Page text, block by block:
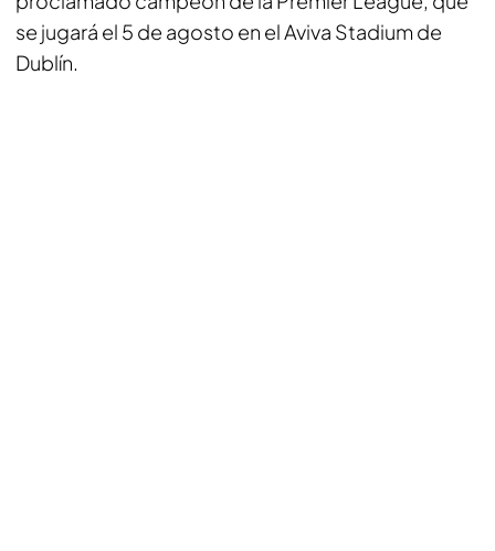
se jugará el 5 de agosto en el Aviva Stadium de
Dublín.